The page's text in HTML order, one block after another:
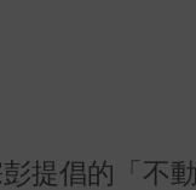
提倡的「不